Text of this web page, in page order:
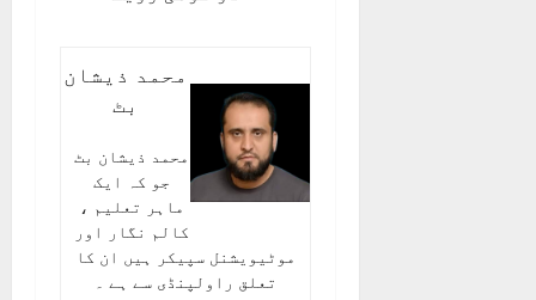
محمد ذیشان
بٹ
محمد ذیشان بٹ
جو کہ ایک
ماہر تعلیم ،
کالم نگار اور
موٹیویشنل سپیکر ہیں ان کا
تعلق راولپنڈی سے ہے ۔